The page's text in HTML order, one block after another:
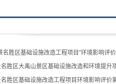
名胜区基础设施改造工程项目”环境影响评
胜区大禹山景区基础设施改造和环境提升
胜区基础设施改造工程项目环境影响评价